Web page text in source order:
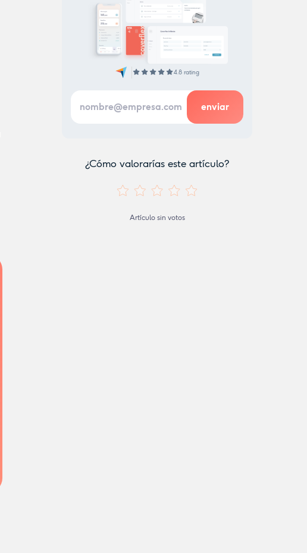
4.8 rating
¿Cómo valorarías este artículo?
Artículo sin votos